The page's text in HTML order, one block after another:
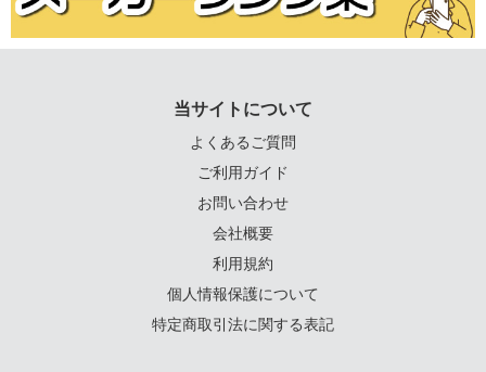
当サイトについて
よくあるご質問
ご利用ガイド
お問い合わせ
会社概要
利用規約
個人情報保護について
特定商取引法に関する表記